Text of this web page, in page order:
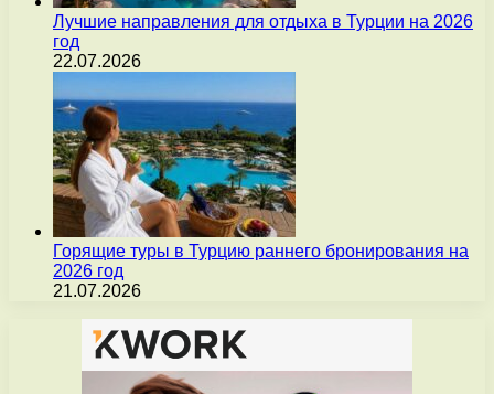
Лучшие направления для отдыха в Турции на 2026
год
22.07.2026
Горящие туры в Турцию раннего бронирования на
2026 год
21.07.2026